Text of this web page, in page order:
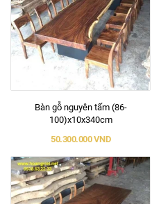
Bàn gỗ nguyên tấm (86-
100)x10x340cm
50.300.000 VND